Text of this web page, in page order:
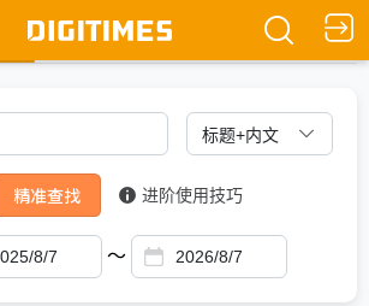
Ask DIGITIMES
精准查找 进阶使用技巧
～